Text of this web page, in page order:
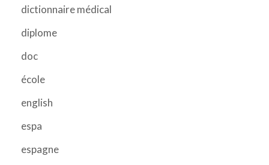
dictionnaire médical
diplome
doc
école
english
espa
espagne